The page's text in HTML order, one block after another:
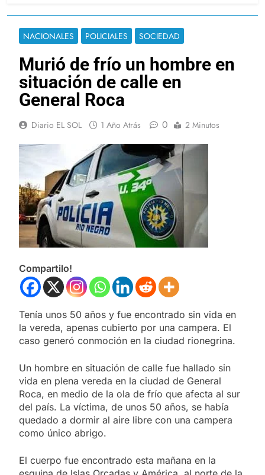
NACIONALES POLICIALES SOCIEDAD
Murió de frío un hombre en
situación de calle en
General Roca
Diario EL SOL 1 Año Atrás 0 2 Minutos
Compartilo!
Tenía unos 50 años y fue encontrado sin vida en
la vereda, apenas cubierto por una campera. El
caso generó conmoción en la ciudad rionegrina.
Un hombre en situación de calle fue hallado sin
vida en plena vereda en la ciudad de General
Roca, en medio de la ola de frío que afecta al sur
del país. La víctima, de unos 50 años, se había
quedado a dormir al aire libre con una campera
como único abrigo.
El cuerpo fue encontrado esta mañana en la